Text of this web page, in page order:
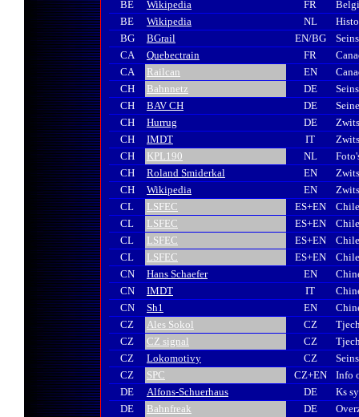
BE
Wikipedia FR
BE
Wikipedia NL
BG
BGrail EN/BG
CA
Quebectrain FR
CA
Railcan EN
CH
Bahnnetz DE
CH
BAV CH DE
CH
Hurrug DE
CH
IMDT IT
CH
KPL190 NL
CH
Roland Smiderkal EN
CH
Wikipedia EN
CL
LSFEC ES+EN
CL
LSFEC ES+EN
CL
LSFEC ES+EN
CL
LSFEC ES+EN
CN
Hans Schaefer EN
CN
IMDT IT
CN
Sh1 EN
CZ
Ales Sokol CZ
CZ
CZ signal CZ
CZ
Lokomotivy CZ
CZ
SPC CZ+EN
Info
DE
Alfons-Schuerhaus DE
Ks
DE
Bahnfreak DE